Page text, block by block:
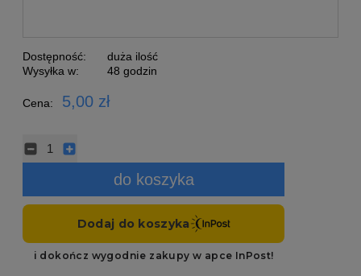
Dostępność:
duża ilość
Wysyłka w:
48 godzin
Cena: 5,00 zł
do koszyka